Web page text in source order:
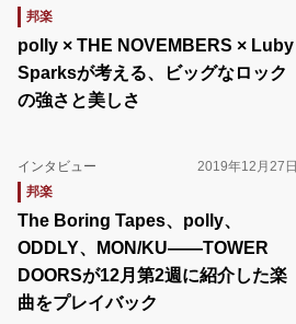
邦楽
polly × THE NOVEMBERS × Luby
Sparksが考える、ビッグなロック
の強さと美しさ
インタビュー
2019年12月27日
邦楽
The Boring Tapes、polly、
ODDLY、MON/KU――TOWER
DOORSが12月第2週に紹介した楽
曲をプレイバック